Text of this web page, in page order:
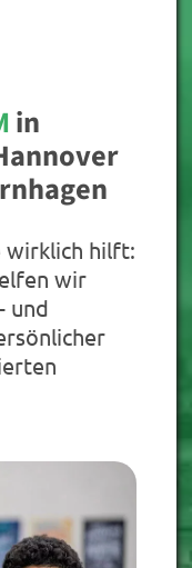
in
wirklich hilft:
wir
und